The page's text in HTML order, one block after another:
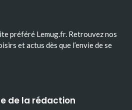
préféré Lemug.fr. Retrouvez nos
et actus dès que l’envie de se
de la rédaction